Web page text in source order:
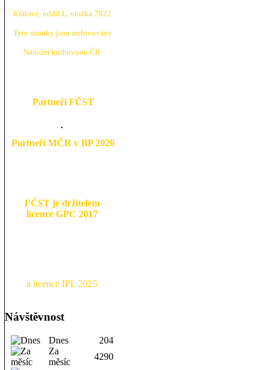
Králové, oddíl L, vložka 7922
Tyto stránky jsou archivovány
Národní knihovnou ČR
Partneři FČST
Partneři MČR v BP 2026
FČST je držitelem
licence GPC 2017
a licence IPL 2025
Návštěvnost
Dnes
204
Za
měsíc
4290